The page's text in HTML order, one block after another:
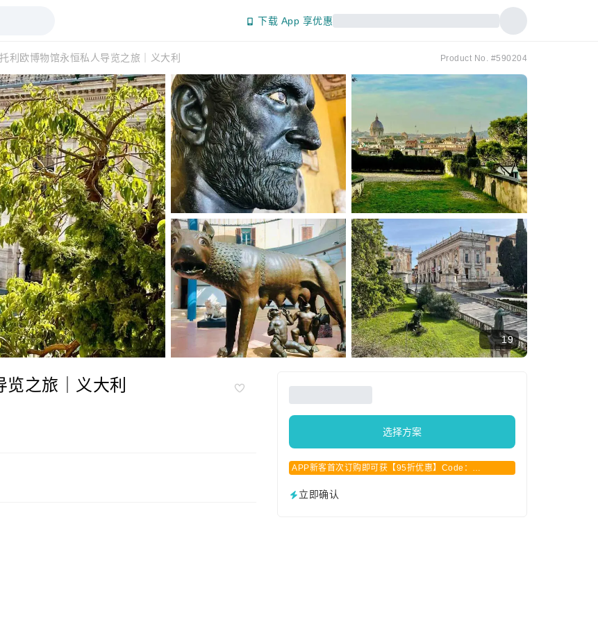
下载 App 享优惠
利欧博物馆永恒私人导览之旅｜义大利 Product No. #590204
19
之旅｜义大利
选择方案
APP新客首次订购即可获【95折优惠】Code：
立即确认